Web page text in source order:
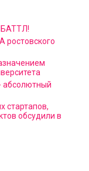
БАТТЛ!
абсолютный
стартапов,
обсудили в